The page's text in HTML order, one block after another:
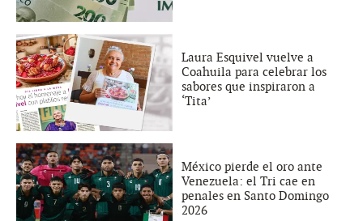
Laura Esquivel vuelve a
Coahuila para celebrar los
sabores que inspiraron a
‘Tita’
México pierde el oro ante
Venezuela: el Tri cae en
penales en Santo Domingo
2026